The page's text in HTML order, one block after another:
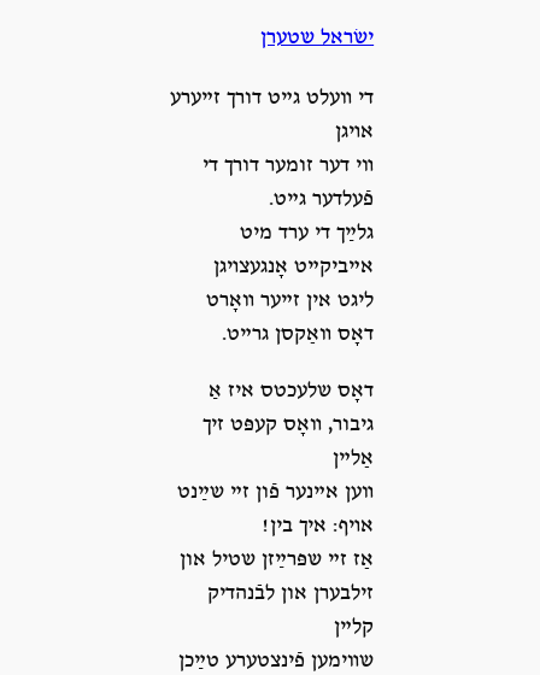
ישׂראל שטערן
די װעלט גײט דורך זײערע
אױגן
װי דער זומער דורך די
פֿעלדער גײט.
גלײַך די ערד מיט
אײביקײט אָנגעצױגן
ליגט אין זײער װאָרט
דאָס װאַקסן גרײט.
דאָס שלעכטס איז אַ
גיבור, װאָס קעפּט זיך
אַלײן
װען אײנער פֿון זײ שײַנט
אױף: איך בין!
אַז זײ שפּרײַזן שטיל און
זילבערן און לבֿנהדיק
קלײן
שװימען פֿינצטערע טײַכן